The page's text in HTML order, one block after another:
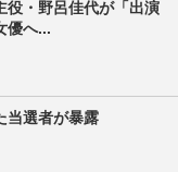
役・野呂佳代が「出演
優へ...
当選者が暴露